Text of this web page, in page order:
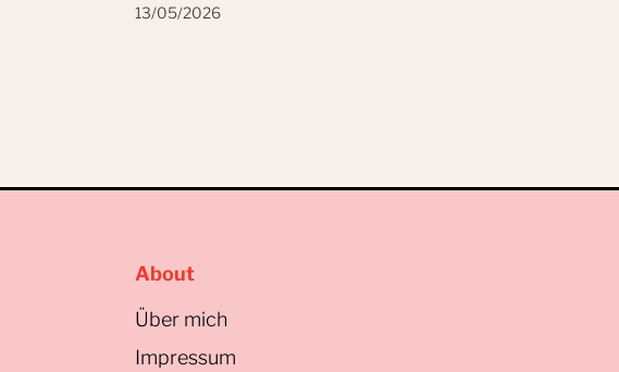
13/05/2026
About
Über mich
Impressum